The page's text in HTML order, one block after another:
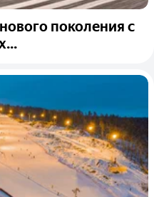
поколения с